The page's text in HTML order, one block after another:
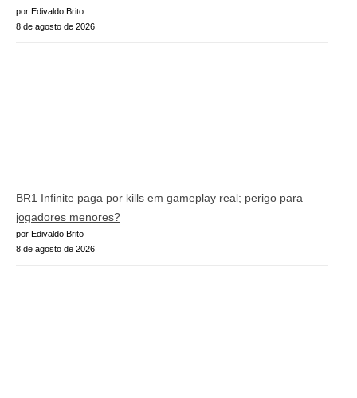
por Edivaldo Brito
8 de agosto de 2026
BR1 Infinite paga por kills em gameplay real; perigo para
jogadores menores?
por Edivaldo Brito
8 de agosto de 2026